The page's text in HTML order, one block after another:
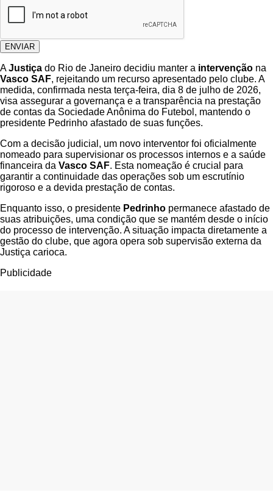
ENVIAR
AJustiça do Rio de Janeiro decidiu manter a intervenção na
Vasco SAF, rejeitando um recurso apresentado pelo clube. A
medida, confirmada nesta terça-feira, dia 8 de julho de 2026,
visa assegurar a governança e a transparência na prestação
de contas da Sociedade Anônima do Futebol, mantendo o
presidente Pedrinho afastado de suas funções.
Com a decisão judicial, um novo interventor foi oficialmente
nomeado para supervisionar os processos internos e a saúde
financeira da Vasco SAF. Esta nomeação é crucial para
garantir a continuidade das operações sob um escrutínio
rigoroso e a devida prestação de contas.
Enquanto isso, o presidente Pedrinho permanece afastado de
suas atribuições, uma condição que se mantém desde o início
do processo de intervenção. A situação impacta diretamente a
gestão do clube, que agora opera sob supervisão externa da
Justiça carioca.
Publicidade